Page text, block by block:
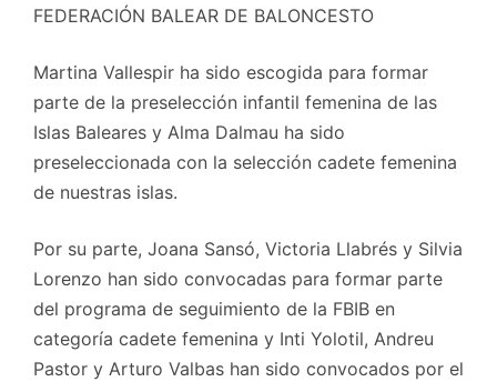
FEDERACIÓN BALEAR DE BALONCESTO
Martina Vallespir ha sido escogida para formar
parte de la preselección infantil femenina de las
Islas Baleares y Alma Dalmau ha sido
preseleccionada con la selección cadete femenina
de nuestras islas.
Por su parte, Joana Sansó, Victoria Llabrés y Silvia
Lorenzo han sido convocadas para formar parte
del programa de seguimiento de la FBIB en
categoría cadete femenina y Inti Yolotil, Andreu
Pastor y Arturo Valbas han sido convocados por el